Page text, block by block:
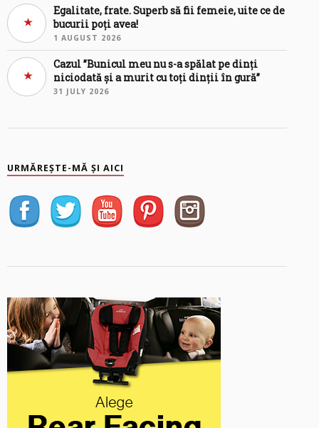
Egalitate, frate. Superb să fii femeie, uite ce de
bucurii poți avea!
1 AUGUST 2026
Cazul ”Bunicul meu nu s-a spălat pe dinți
niciodată și a murit cu toți dinții în gură”
31 JULY 2026
URMĂREȘTE-MĂ ȘI AICI